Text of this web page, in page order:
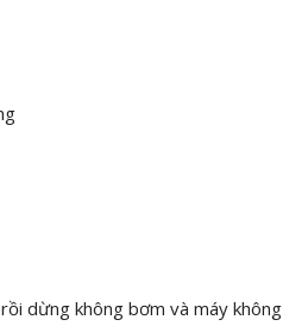
dừng không bơm và máy không